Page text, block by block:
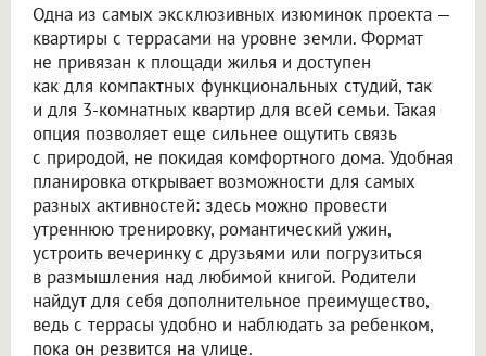
Одна из самых эксклюзивных изюминок проекта —
квартиры с террасами на уровне земли. Формат
не привязан к площади жилья и доступен
как для компактных функциональных студий, так
и для 3-комнатных квартир для всей семьи. Такая
опция позволяет еще сильнее ощутить связь
с природой, не покидая комфортного дома. Удобная
планировка открывает возможности для самых
разных активностей: здесь можно провести
утреннюю тренировку, романтический ужин,
устроить вечеринку с друзьями или погрузиться
в размышления над любимой книгой. Родители
найдут для себя дополнительное преимущество,
ведь с террасы удобно и наблюдать за ребенком,
пока он резвится на улице.